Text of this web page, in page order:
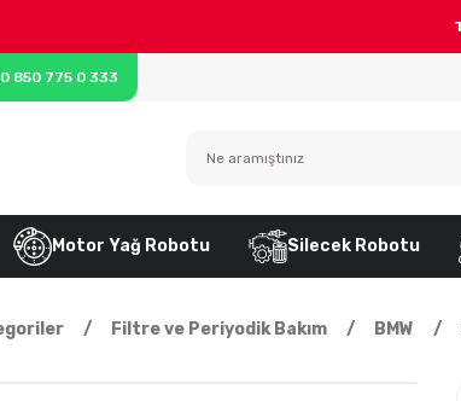
0 850 775 0 333
Motor Yağ Robotu Silecek Robotu
Filtre ve Periyodik Bakım BMW